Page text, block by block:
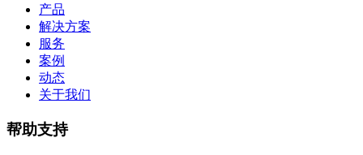
产品
解决方案
服务
案例
动态
关于我们
帮助支持